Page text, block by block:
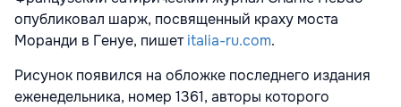
опубликовал шарж, посвященный краху моста
Моранди в Генуе, пишетitalia-ru.com.
Рисунок появился на обложке последнего издания
еженедельника, номер 1361, авторы которого